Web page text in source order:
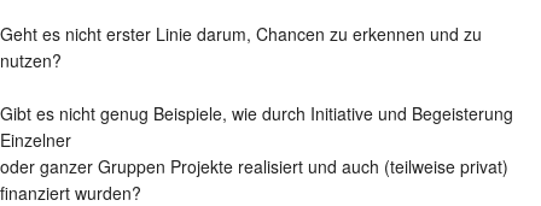
Geht es nicht erster Linie darum, Chancen zu erkennen und zu
nutzen?
Gibt es nicht genug Beispiele, wie durch Initiative und Begeisterung
Einzelner
oder ganzer Gruppen Projekte realisiert und auch (teilweise privat)
finanziert wurden?